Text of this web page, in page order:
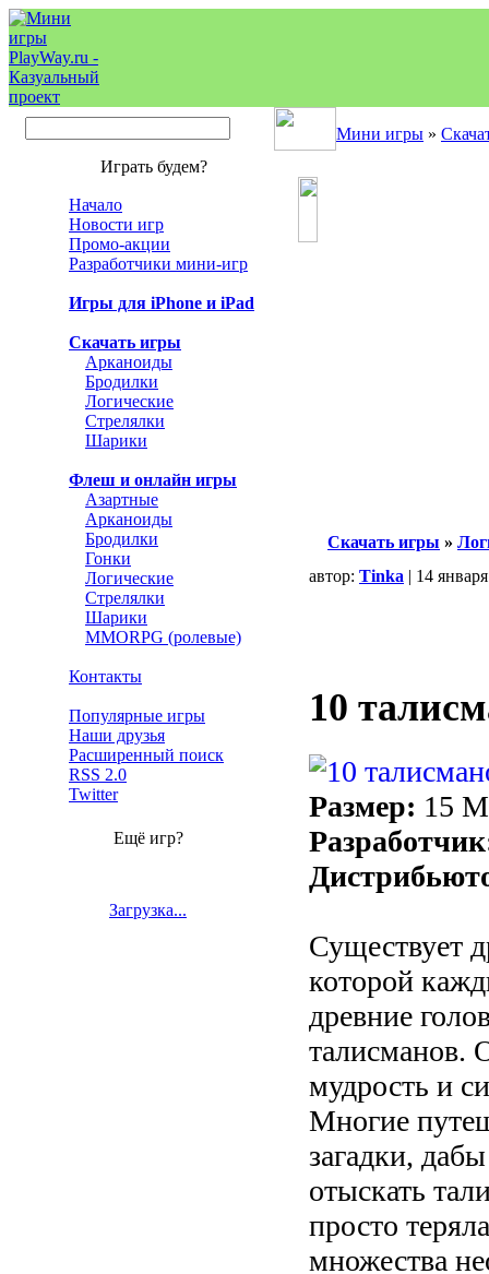
Мини игры »
Играть будем?
Начало
Новости игр
Промо-акции
Разработчики мини-игр
Игры для iPhone и iPad
Скачать игры
Арканоиды
Бродилки
Логические
Стрелялки
Шарики
Флеш и онлайн игры
Азартные
Арканоиды
Бродилки
Гонки
Логические
Стрелялки
Шарики
MMORPG (ролевые)
Контакты
Популярные игры
Наши друзья
Расширенный поиск
RSS 2.0
Twitter
Ещё игр?
Загрузка...
Скачать игры »
автор: Tinka | 14
10
Размер: 15
Существует
которой
древние
талисманов.
мудрость и
Многие
загадки,
отыскать
просто
множества